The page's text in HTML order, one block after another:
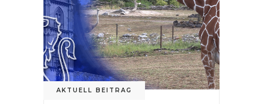
AKTUELL BEITRAG